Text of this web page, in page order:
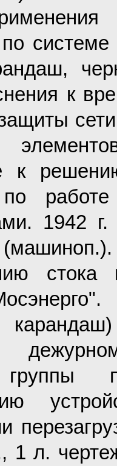
к
к
работе
1942
группы
1 л.